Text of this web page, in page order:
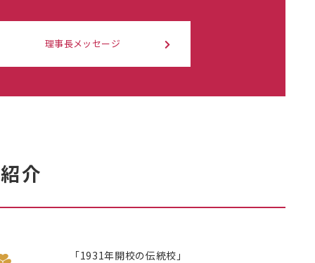
理事長メッセージ
介
「1931年開校の伝統校」